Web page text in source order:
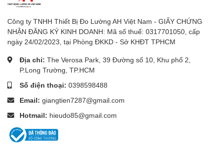
👉 Hãy đặt mua ngay tại
để nhận:
✅ Hàng chính hãng
✅ Bảo hành 12 tháng theo tiêu chuẩn của hãng
✅ Giá cạnh tranh nhất thị trường
✅ Hỗ trợ kỹ thuật và tư vấn sản phẩm miễn phí
Sieuthidoluong.vn là Nhà phân phối sản phẩm
đồng hồ đo điện trở đất VICTOR
Công ty TNHH Thiết Bị Đo Lường AH Việt Nam - GIẤY CHỨNG
NHẬN ĐĂNG KÝ KINH DOANH: Mã số thuế: 0317701050, cấp
ngày 24/02/2023, tại Phòng ĐKKD - Sở KHĐT TPHCM
Địa chỉ: The Verosa Park, 39 Đường số 10, Khu phố 2,
P.Long Trường, TP.HCM
Số điện thoại: 0398598488
Email: giangtien7287@gmail.com
Hotmail: hieudo85@gmail.com